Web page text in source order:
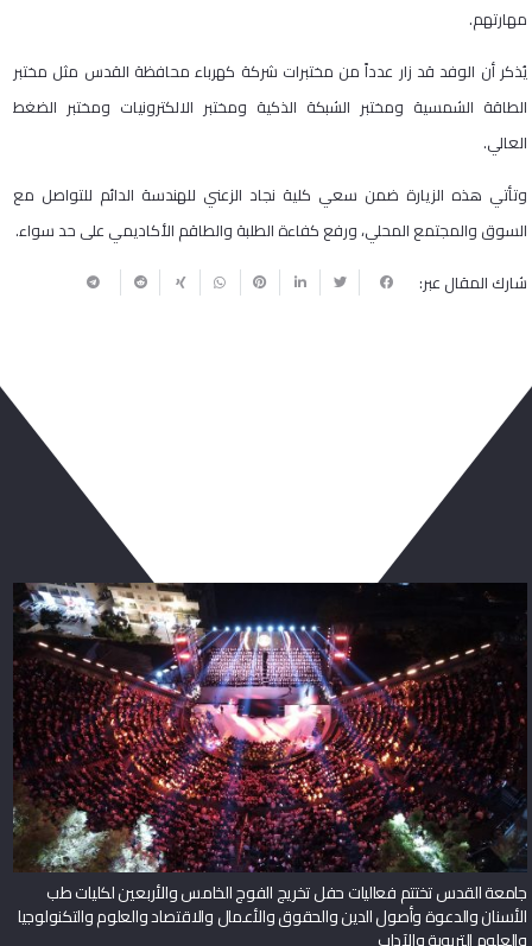
مهارتهم.
يُذكر أن الوفد قد زار عدداً من مختبرات شركة كهرباء محافظة القدس مثل مختبر
الطاقة الشمسية ومختبر الشبكة الذكية ومختبر الالكترونيات ومختبر الضغط
العالي.
وتأتي هذه الزيارة ضمن سعي كلية نجاد الزعني للهندسة الدائم للتواصل مع
السوق والمجتمع المحلي، ورفع كفاءة الطلبة والطاقم الأكاديمي على حد سواء.
شارك المقال عبر:
جامعة القدس تختتم فعاليات حفل تخريج الفوج الخامس والأربعين لكليات طب
الأسنان والدعوة وأصول الدين والحقوق والأعمال والاقتصاد والعلوم والتكنولوجيا